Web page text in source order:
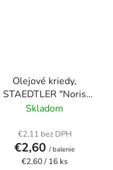
Olejové kriedy,
STAEDTLER "Noris
241", 16 rôznych farieb
Skladom
€2,11 bez DPH
€2,60 / balenie
Jednotková
€2,60 / 16 ks